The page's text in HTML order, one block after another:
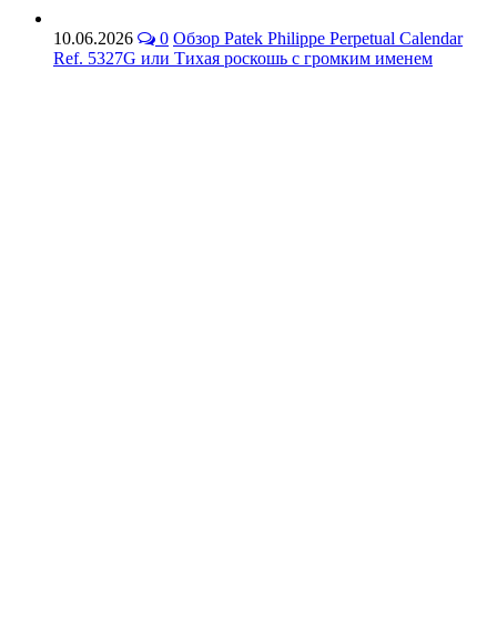
10.06.2026 0 Обзор Patek Philippe Perpetual Calendar
Ref. 5327G или Тихая роскошь с громким именем